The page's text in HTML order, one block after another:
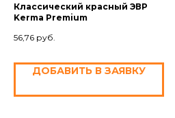
Классический красный ЭВР
Kerma Premium
56,76 руб.
ДОБАВИТЬ В ЗАЯВКУ